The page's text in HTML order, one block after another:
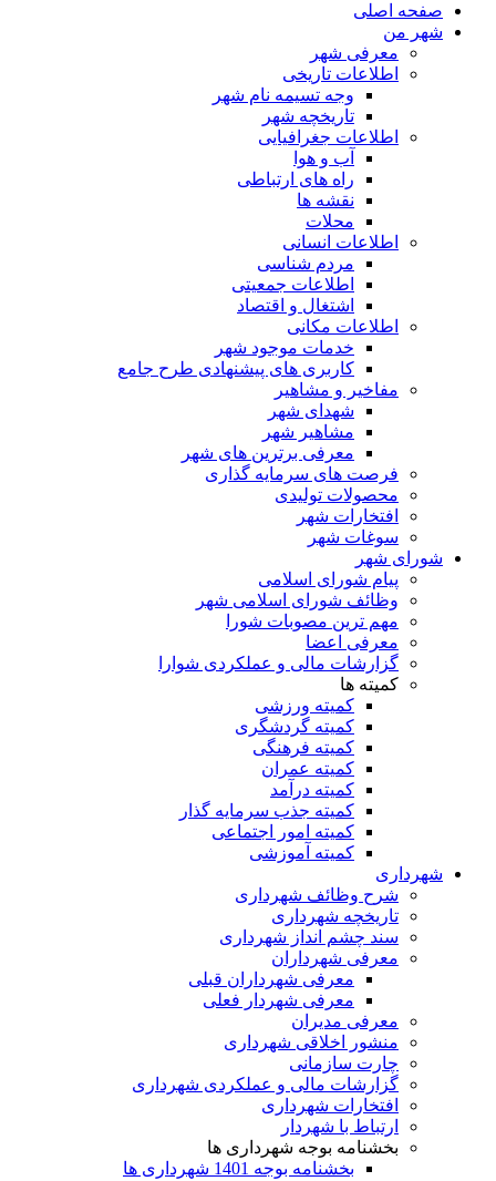
صفحه اصلی
شهر من
معرفی شهر
اطلاعات تاریخی
وجه تسیمه نام شهر
تاریخچه شهر
اطلاعات جغرافیایی
آب و هوا
راه های ارتباطی
نقشه ها
محلات
اطلاعات انسانی
مردم شناسی
اطلاعات جمعیتی
اشتغال و اقتصاد
اطلاعات مکانی
خدمات موجود شهر
کاربری های پیشنهادی طرح جامع
مفاخیر و مشاهیر
شهدای شهر
مشاهیر شهر
معرفی برترین های شهر
فرصت های سرمایه گذاری
محصولات تولیدی
افتخارات شهر
سوغات شهر
شورای شهر
پیام شورای اسلامی
وظائف شورای اسلامی شهر
مهم ترین مصوبات شورا
معرفی اعضا
گزارشات مالی و عملکردی شوارا
کمیته ها
کمیته ورزشی
کمیته گردشگری
کمیته فرهنگی
کمیته عمران
کمیته درآمد
کمیته جذب سرمایه گذار
کمیته امور اجتماعی
کمیته آموزشی
شهرداری
شرح وظائف شهرداری
تاریخچه شهرداری
سند چشم انداز شهرداری
معرفی شهرداران
معرفی شهرداران قبلی
معرفی شهردار فعلی
معرفی مدیران
منشور اخلاقی شهرداری
چارت سازمانی
گزارشات مالی و عملکردی شهرداری
افتخارات شهرداری
ارتباط با شهردار
بخشنامه بوجه شهرداری ها
بخشنامه بوجه 1401 شهرداری ها